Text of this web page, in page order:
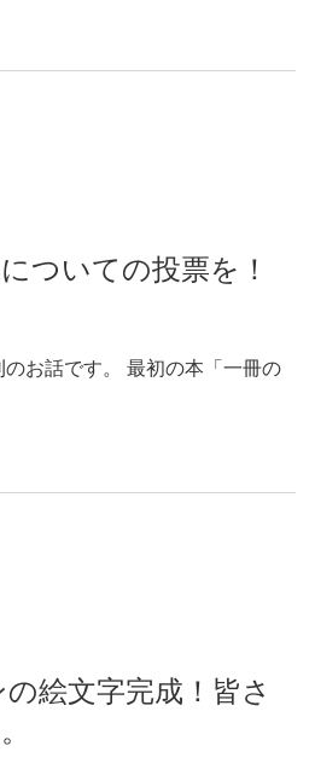
ついての投票を！
お話です。 最初の本「一冊の
絵文字完成！皆さ